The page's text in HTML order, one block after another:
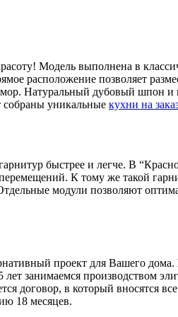
Модель выполнена в
расположение позволяет
Натуральный дубовый шпон и
собраны уникальные кухни на
быстрее и легче. В
К тому же такой
модули позволяют
проект для Вашего дома.
лет занимаемся производством
договор, в который вносятся
18 месяцев.